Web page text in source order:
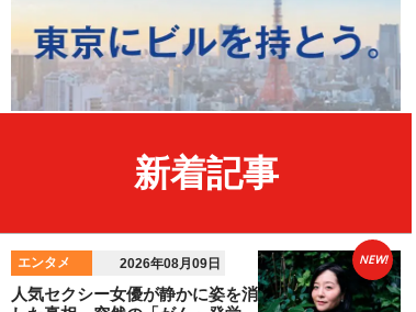
新着記事
エンタメ 2026年08月09日
人気セクシー女優が静かに姿を消
NEW!